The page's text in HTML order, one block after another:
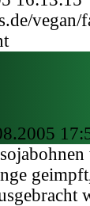
vegan/